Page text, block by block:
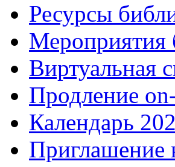
Ресурсы
Мероприятия
Виртуальная
Продление
Календарь
Приглашение